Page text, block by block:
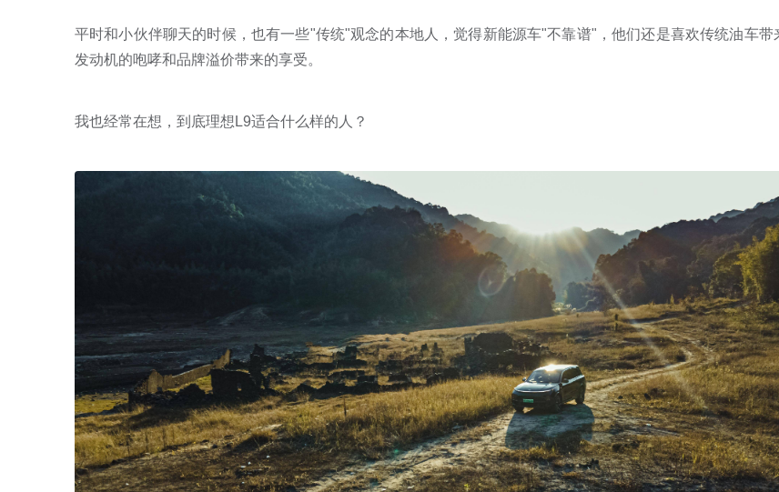
平时和小伙伴聊天的时候，也有一些"传统"观念的本地人，觉得新能源车"不靠谱"，他们还是喜欢传统油车带
发动机的咆哮和品牌溢价带来的享受。
我也经常在想，到底理想L9适合什么样的人？